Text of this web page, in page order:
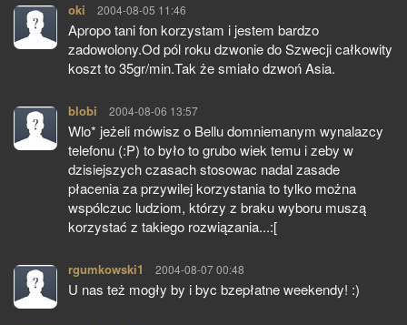
oki pisze:
2004-08-05 11:46
Apropo tani fon korzystam i jestem bardzo
zadowolony.Od pól roku dzwonie do Szwecji całkowity
koszt to 35gr/min.Tak że smiało dzwoń Asia.
blobi pisze:
2004-08-06 13:57
Wlo* jeżeli mówisz o Bellu domniemanym wynalazcy
telefonu (:P) to było to grubo wiek temu i zeby w
dzisiejszych czasach stosowac nadal zasade
płacenia za przywilej korzystania to tylko można
wspólczuc ludziom, którzy z braku wyboru muszą
korzystać z takiego rozwiązania...:[
rgumkowski1 pisze:
2004-08-07 00:48
U nas też mogły by i byc bzepłatne weekendy! :)